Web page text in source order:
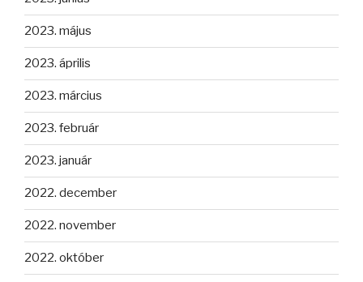
2023. május
2023. április
2023. március
2023. február
2023. január
2022. december
2022. november
2022. október